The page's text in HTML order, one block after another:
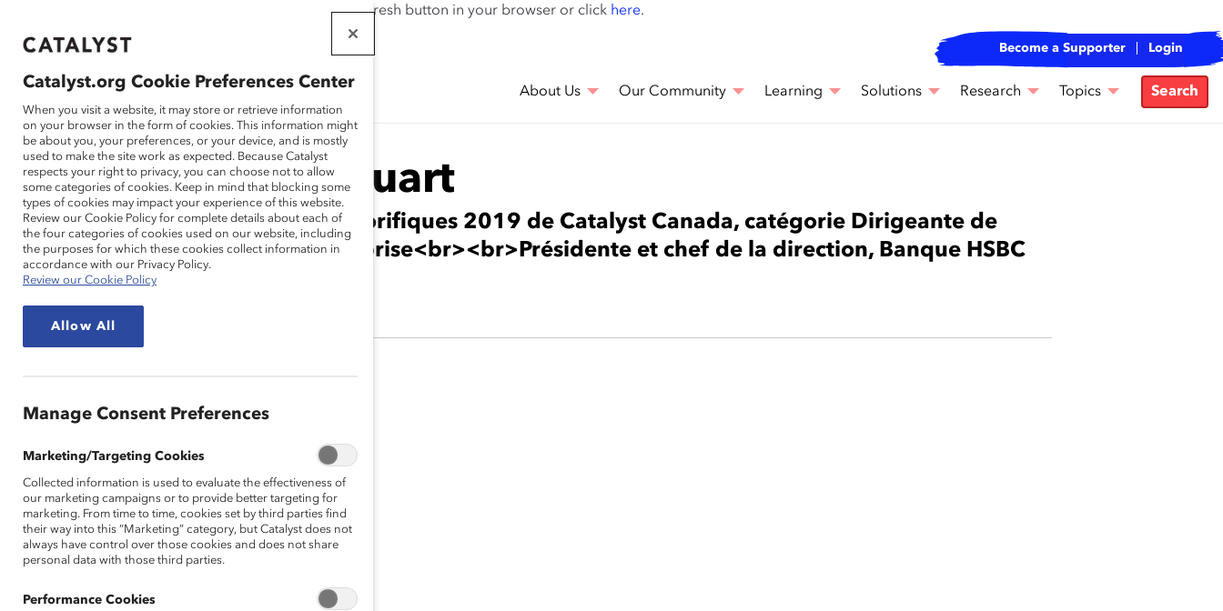
If this page doesn't load as expected, please click the refresh button in your browser or click here.
THAT WORK
FOR WOMEN
Become a Supporter Login
About Us Our Community Learning Solutions Research Topics Search
Sandra Stuart
Lauréate, Prix honorifiques 2019 de Catalyst Canada, catégorie Dirigeante de
société ou d’entreprise<br><br>Présidente et chef de la direction, Banque HSBC
Catalyst.org Cookie Preferences Center
When you visit a website, it may store or retrieve information
on your browser in the form of cookies. This information might
be about you, your preferences, or your device, and is mostly
used to make the site work as expected. Because Catalyst
respects your right to privacy, you can choose not to allow
some categories of cookies. Keep in mind that blocking some
types of cookies may impact your experience of this website.
Review our Cookie Policy for complete details about each of
the four categories of cookies used on our website, including
the purposes for which these cookies collect information in
accordance with our Privacy Policy.
Review our Cookie Policy
Allow All
Manage Consent Preferences
Marketing/Targeting Cookies
Collected information is used to evaluate the effectiveness of
our marketing campaigns or to provide better targeting for
marketing. From time to time, cookies set by third parties find
their way into this “Marketing” category, but Catalyst does not
always have control over those cookies and does not share
personal data with those third parties.
Performance Cookies